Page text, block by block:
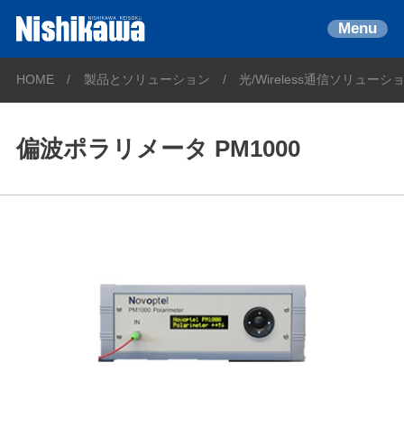
Menu
HOME 製品とソリューション 光/Wireless通信ソリューシ
偏波ポラリメータ PM1000